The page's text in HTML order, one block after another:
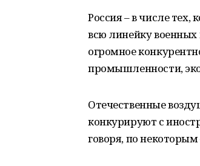
Россия – в числе
всю линейку военных
огромное
промышленности,
Отечественные
конкурируют с
говоря, по